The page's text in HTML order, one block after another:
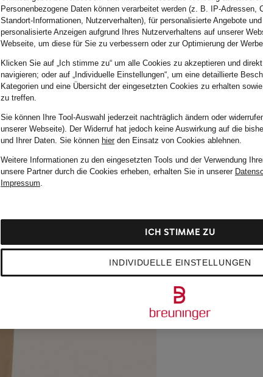
Personenbezogene Daten können verarbeitet werden (z. B. IP-Adressen,
Standort-Informationen, Nutzerverhalten), für personalisierte Angebote
personalisierte Anzeigen aufgrund Ihres Nutzerverhaltens auf unserer
Webseite, um diese für Sie zu verbessern oder zur Optimierung der
Klicken Sie auf „Ich stimme zu“ um alle Cookies zu akzeptieren und
navigieren; oder auf „Individuelle Einstellungen“, um eine detaillierte
Kategorien und eine Übersicht der eingesetzten Cookies zu erhalten
zu treffen.
Sie können Ihre Tool-Auswahl jederzeit nachträglich ändern oder
unserer Webseite). Der Widerruf hat jedoch keine Auswirkung auf die
und Ihrer Daten. Sie können hierden Einsatz von Cookies ablehnen.
Weitere Informationen zu den eingesetzten Tools und der Verwendung
unsere Partner durch die Cookies erheben, erhalten Sie in unserer
Impressum.
INDIVIDUELLE EINSTELLUNGEN
ICH STIMME ZU